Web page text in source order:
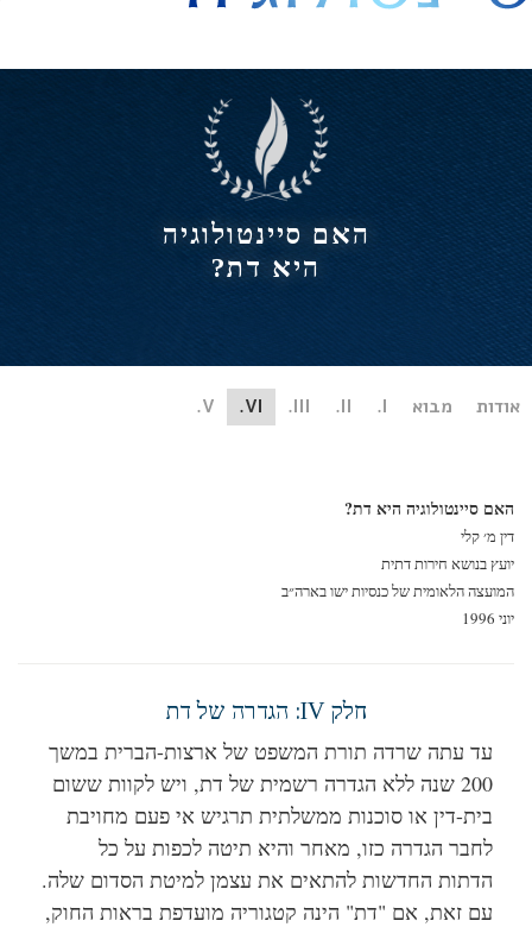
האם סיינטולוגיה
היא דת?
מבוא I.
II.
III.
VI.
V.
סיינטולוגיה היא דת?
מ׳ קלי
בנושא חירות דתית
הלאומית של כנסיות ישו בארה״ב
חלק IV: הגדרה של דת
עד עתה שרדה תורת המשפט של ארצות-הברית במשך
200 שנה ללא הגדרה רשמית של דת, ויש לקוות ששום
בית-דין או סוכנות ממשלתית תרגיש אי פעם מחויבת
לחבר הגדרה כזו, מאחר והיא תיטה לכפות על כל
הדתות החדשות להתאים את עצמן למיטת הסדום שלה.
עם זאת, אם "דת" הינה קטגוריה מועדפת בראות החוק,